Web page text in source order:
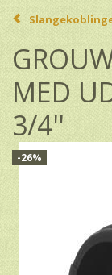
MED
3/4''
-26%